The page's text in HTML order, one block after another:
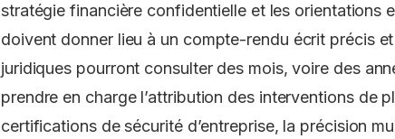
stratégie financière confidentielle et les orientations
doivent donner lieu à un compte-rendu écrit précis
juridiques pourront consulter des mois, voire des
prendre en charge l’attribution des interventions de
certifications de sécurité d’entreprise, la précision